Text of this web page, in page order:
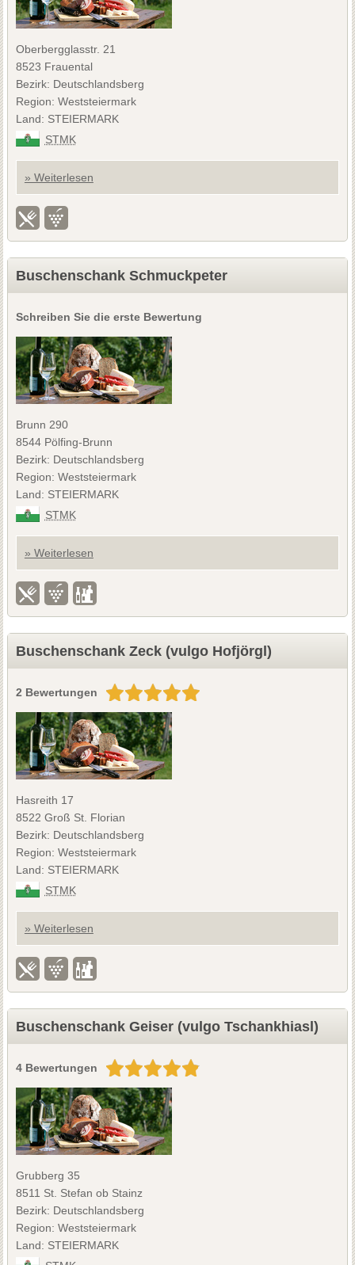
Oberbergglasstr. 21
8523 Frauental
Bezirk: Deutschlandsberg
Region: Weststeiermark
Land: STEIERMARK
STMK
» Weiterlesen
Buschenschank Schmuckpeter
Schreiben Sie die erste Bewertung
Brunn 290
8544 Pölfing-Brunn
Bezirk: Deutschlandsberg
Region: Weststeiermark
Land: STEIERMARK
STMK
» Weiterlesen
Buschenschank Zeck (vulgo Hofjörgl)
2 Bewertungen
Hasreith 17
8522 Groß St. Florian
Bezirk: Deutschlandsberg
Region: Weststeiermark
Land: STEIERMARK
STMK
» Weiterlesen
Buschenschank Geiser (vulgo Tschankhiasl)
4 Bewertungen
Grubberg 35
8511 St. Stefan ob Stainz
Bezirk: Deutschlandsberg
Region: Weststeiermark
Land: STEIERMARK